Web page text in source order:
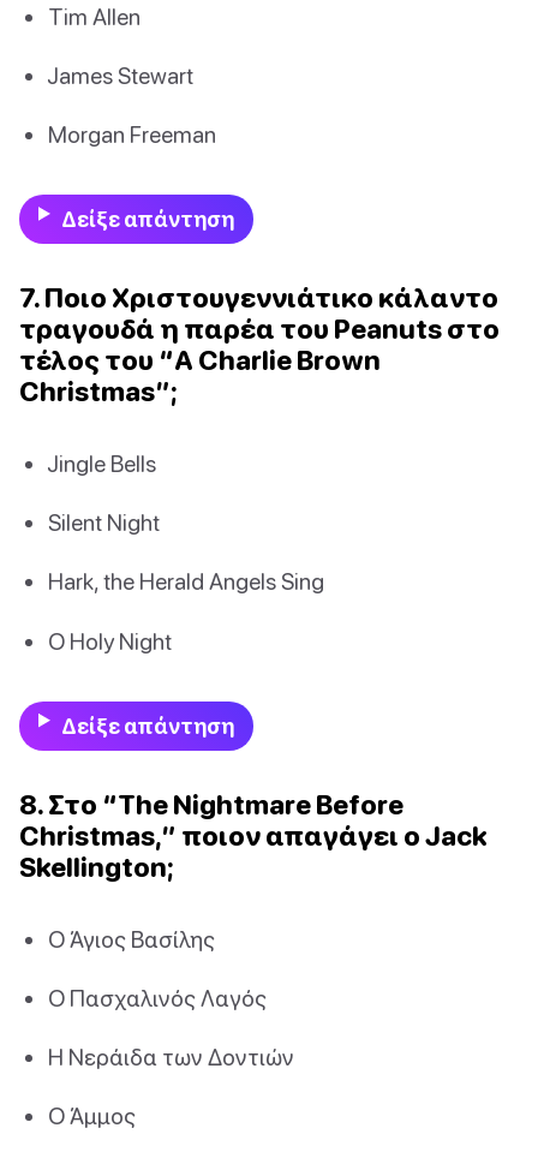
Tim Allen
James Stewart
Morgan Freeman
Δείξε απάντηση
7. Ποιο Χριστουγεννιάτικο κάλαντο
τραγουδά η παρέα του Peanuts στο
τέλος του “A Charlie Brown
Christmas”;
Jingle Bells
Silent Night
Hark, the Herald Angels Sing
O Holy Night
Δείξε απάντηση
8. Στο “The Nightmare Before
Christmas,” ποιον απαγάγει ο Jack
Skellington;
Ο Άγιος Βασίλης
Ο Πασχαλινός Λαγός
Η Νεράιδα των Δοντιών
Ο Άμμος